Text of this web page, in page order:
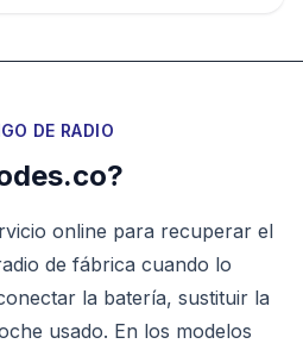
DE RADIO
online para recuperar el
de fábrica cuando lo
la batería, sustituir la
usado. En los modelos